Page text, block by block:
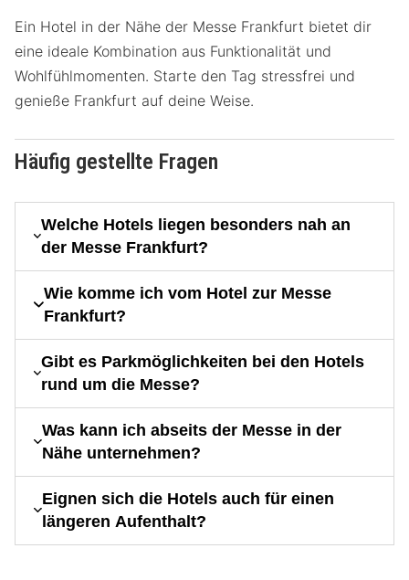
Ein Hotel in der Nähe der Messe Frankfurt bietet dir
eine ideale Kombination aus Funktionalität und
Wohlfühlmomenten. Starte den Tag stressfrei und
genieße Frankfurt auf deine Weise.
Häufig gestellte Fragen
Welche Hotels liegen besonders nah an
der Messe Frankfurt?
Wie komme ich vom Hotel zur Messe
Frankfurt?
Gibt es Parkmöglichkeiten bei den Hotels
rund um die Messe?
Was kann ich abseits der Messe in der
Nähe unternehmen?
Eignen sich die Hotels auch für einen
längeren Aufenthalt?